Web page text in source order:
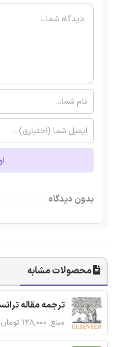
بدون دیدگاه
محصولات مشابه
ترجمه مقاله
مبلغ: ۱۲۸,۰۰۰ تومان